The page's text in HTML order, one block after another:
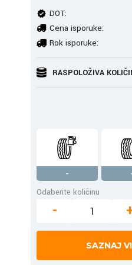
DOT:
Cena isporuke:
Rok isporuke:
RASPOLOŽIVA
-
Odaberite količinu
-
SAZNAJ